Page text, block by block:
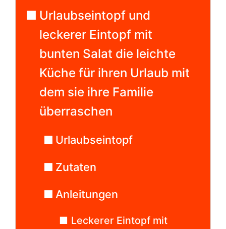
Urlaubseintopf und
leckerer Eintopf mit
bunten Salat die leichte
Küche für ihren Urlaub mit
dem sie ihre Familie
überraschen
Urlaubseintopf
Zutaten
Anleitungen
Leckerer Eintopf mit